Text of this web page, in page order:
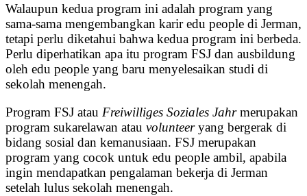
Walaupun kedua program ini adalah program yang
sama-sama mengembangkan karir edu people di Jerman,
tetapi perlu diketahui bahwa kedua program ini berbeda.
Perlu diperhatikan apa itu program FSJ dan ausbildung
oleh edu people yang baru menyelesaikan studi di
sekolah menengah.
Program FSJ atau Freiwilliges Soziales Jahrmerupakan
program sukarelawan atau volunteeryang bergerak di
bidang sosial dan kemanusiaan. FSJ merupakan
program yang cocok untuk edu people ambil, apabila
ingin mendapatkan pengalaman bekerja di Jerman
setelah lulus sekolah menengah.